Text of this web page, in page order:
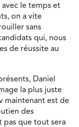
avec le temps et
on a vite
sans
qui, nous
de réussite au
Daniel
la plus juste
maintenant est de
des
pas que tout sera